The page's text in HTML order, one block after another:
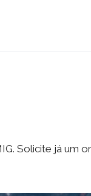
Solicite já um